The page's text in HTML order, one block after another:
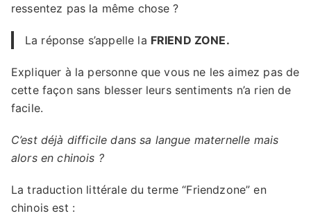
ressentez pas la même chose ?
La réponse s’appelle la FRIEND ZONE.
Expliquer à la personne que vous ne les aimez pas de
cette façon sans blesser leurs sentiments n’a rien de
facile.
C’est déjà difficile dans sa langue maternelle mais
alors en chinois ?
La traduction littérale du terme “Friendzone” en
chinois est :